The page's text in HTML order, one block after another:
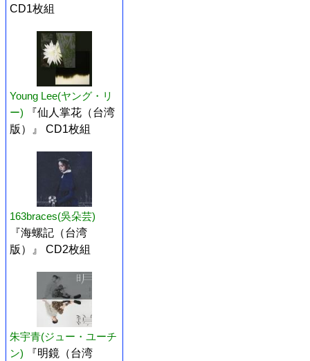
CD1枚組
Young Lee(ヤング・リ
ー)
『仙人掌花（台湾
版）』 CD1枚組
163braces(吳朵芸)
『海螺記（台湾
版）』 CD2枚組
朱宇青(ジュー・ユーチ
ン)
『明鏡（台湾